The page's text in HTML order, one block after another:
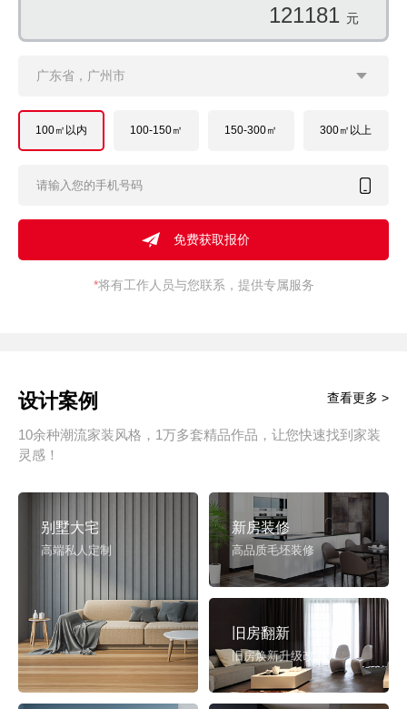
141438 元
广东省，广州市
100㎡以内 100-150㎡ 150-300㎡ 300㎡以上
*将有工作人员与您联系，提供专属服务
设计案例
10余种潮流家装风格，1万多套精品作品，让您快速找到家装
灵感！
查看更多 >
别墅大宅
高端私人定制
新房装修
高品质毛坯装修
旧房翻新
旧房焕新升级改造